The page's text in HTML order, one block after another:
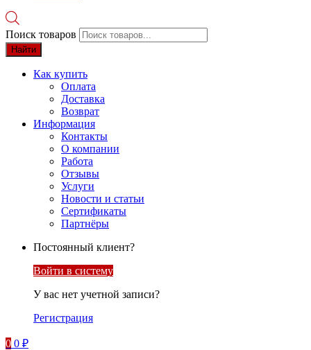
Поиск товаров
Найти
Как купить
Оплата
Доставка
Возврат
Информация
Контакты
О компании
Работа
Отзывы
Услуги
Новости и статьи
Сертификаты
Партнёры
Постоянный клиент?
Войти в систему
У вас нет учетной записи?
Регистрация
0 0 ₽